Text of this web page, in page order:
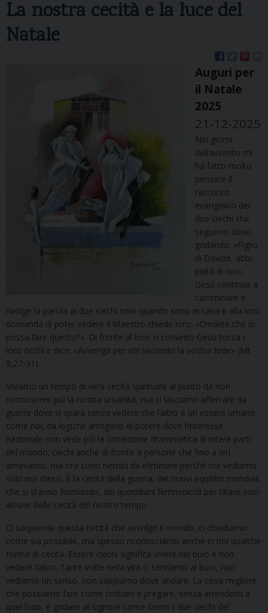
La nostra cecità e la luce del
Natale
Auguri per
il Natale
2025
21-12-2025
Nei giorni
dell’avvento mi
ha fatto molto
pensare il
racconto
evangelico dei
due ciechi che
seguono Gesù
gridando: «Figlio
di Davide, abbi
pietà di noi».
Gesù continua a
camminare e
rivolge la parola ai due ciechi solo quando sono in casa e alla loro
domanda di poter vedere il Maestro chiede loro: «Credete che io
possa fare questo?». Di fronte al loro sì convinto Gesù tocca i
loro occhi e dice: «Avvenga per voi secondo la vostra fede» (Mt
9,27-31).
Viviamo un tempo di vera cecità spirituale al punto da non
riconoscere più la nostra umanità, ma ci lasciamo afferrare da
guerre dove si spara senza vedere che l’altro è un essere umano
come noi; da logiche arroganti di potere dove l’interesse
nazionale non vede più la condizione drammatica di intere parti
del mondo; ciechi anche di fronte a persone che fino a ieri
amavamo, ma ora sono nemici da eliminare perché noi vediamo
solo noi stessi. È la cecità della guerra, dei nuovi equilibri mondiali
che si stanno formando, dei quotidiani femminicidi per citare solo
alcune delle cecità del nostro tempo.
Ci sorprende questa cecità che avvolge il mondo, ci chiediamo
come sia possibile, ma spesso riconosciamo anche in noi qualche
forma di cecità. Essere ciechi significa vivere nel buio e non
vedere l’altro. Tante volte nella vita ci sentiamo al buio, non
vediamo un senso, non sappiamo dove andare. La cosa migliore
che possiamo fare come cristiani è pregare, senza arrenderci a
quel buio, è gridare al Signore come fanno i due ciechi del